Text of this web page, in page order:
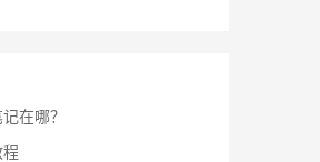
在哪？
程